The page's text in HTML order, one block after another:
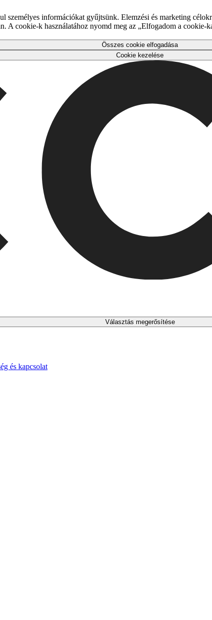
személyes információkat gyűjtsünk. Elemzési és marketing
A cookie-k használatához nyomd meg az „Elfogadom a cookie-
Összes cookie elfogadása
Cookie kezelése
Választás megerősítése
és kapcsolat